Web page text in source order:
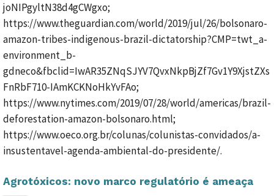
joNIPgyltN38d4gCWgxo;
https://www.theguardian.com/world/2019/jul/26/bolsonaro-
amazon-tribes-indigenous-brazil-dictatorship?CMP=twt_a-
environment_b-
gdneco&fbclid=IwAR35ZNqSJYV7QvxNkpBjZf7Gv1Y9XjstZXs
FnRbF710-IAmKCKNoHkYvFAo;
https://www.nytimes.com/2019/07/28/world/americas/brazil-
deforestation-amazon-bolsonaro.html;
https://www.oeco.org.br/colunas/colunistas-convidados/a-
insustentavel-agenda-ambiental-do-presidente/.
Agrotóxicos: novo marco regulatório é ameaça